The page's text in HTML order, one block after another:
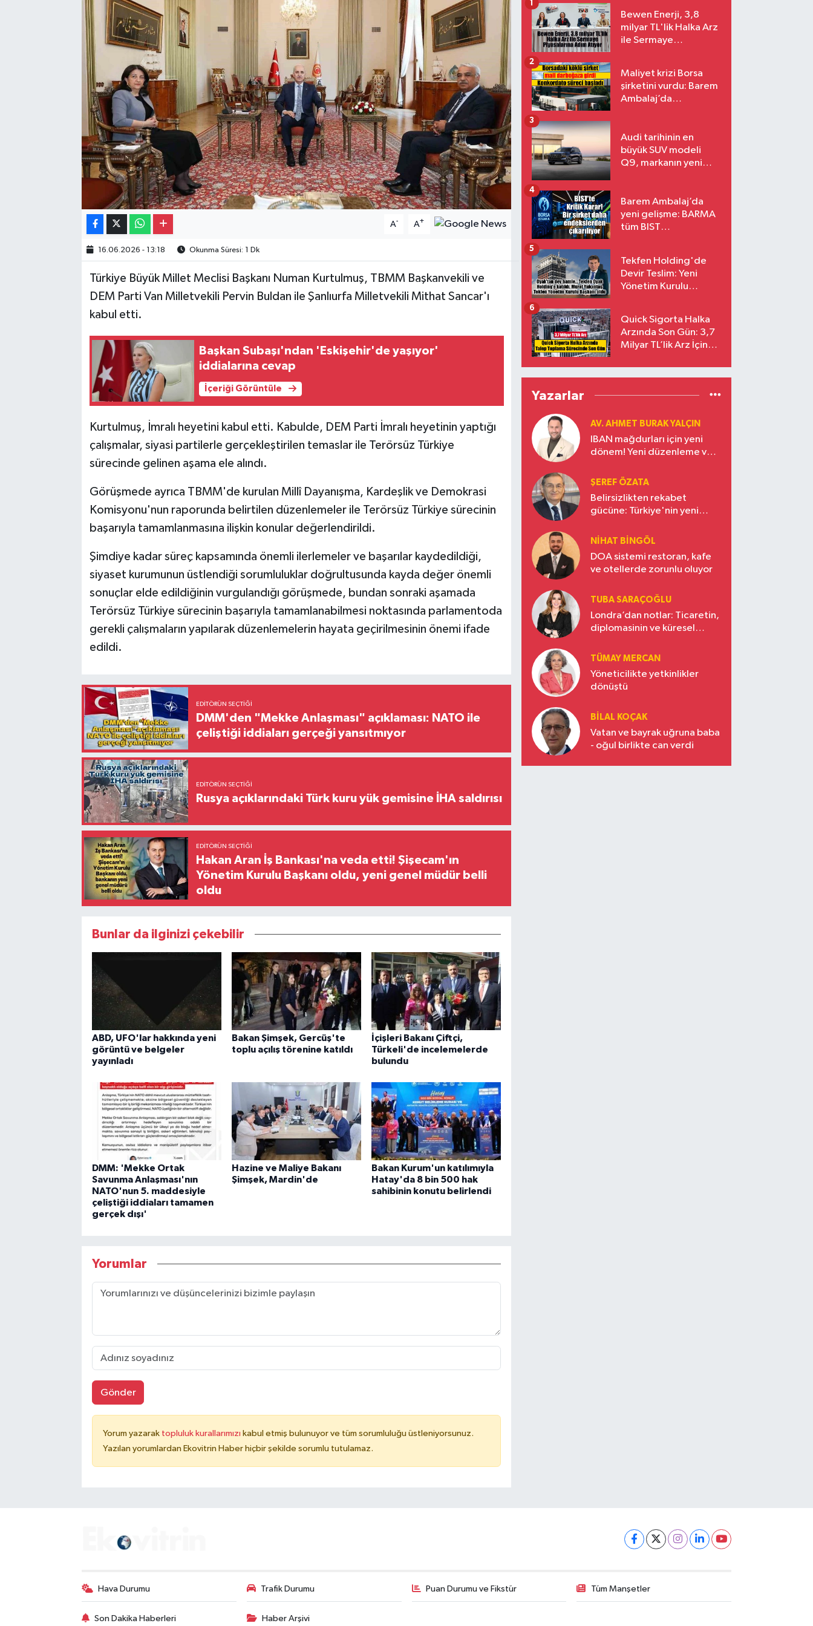
A- A+
16.06.2026 - 13:18 Okunma Süresi: 1 Dk
Türkiye Büyük Millet Meclisi Başkanı Numan Kurtulmuş, TBMM Başkanvekili ve
DEM Parti Van Milletvekili Pervin Buldan ile Şanlıurfa Milletvekili Mithat Sancar'ı
kabul etti.
Başkan Subaşı'ndan 'Eskişehir'de yaşıyor'
iddialarına cevap
İçeriği Görüntüle
Kurtulmuş, İmralı heyetini kabul etti. Kabulde, DEM Parti İmralı heyetinin yaptığı
çalışmalar, siyasi partilerle gerçekleştirilen temaslar ile Terörsüz Türkiye
sürecinde gelinen aşama ele alındı.
Görüşmede ayrıca TBMM'de kurulan Millî Dayanışma, Kardeşlik ve Demokrasi
Komisyonu'nun raporunda belirtilen düzenlemeler ile Terörsüz Türkiye sürecinin
başarıyla tamamlanmasına ilişkin konular değerlendirildi.
Şimdiye kadar süreç kapsamında önemli ilerlemeler ve başarılar kaydedildiği,
siyaset kurumunun üstlendiği sorumluluklar doğrultusunda kayda değer önemli
sonuçlar elde edildiğinin vurgulandığı görüşmede, bundan sonraki aşamada
Terörsüz Türkiye sürecinin başarıyla tamamlanabilmesi noktasında parlamentoda
gerekli çalışmaların yapılarak düzenlemelerin hayata geçirilmesinin önemi ifade
edildi.
EDITÖRÜN SEÇTIĞI
DMM'den "Mekke Anlaşması" açıklaması: NATO ile
çeliştiği iddiaları gerçeği yansıtmıyor
EDITÖRÜN SEÇTIĞI
Rusya açıklarındaki Türk kuru yük gemisine İHA saldırısı
EDITÖRÜN SEÇTIĞI
Hakan Aran İş Bankası'na veda etti! Şişecam'ın
Yönetim Kurulu Başkanı oldu, yeni genel müdür belli
oldu
Bunlar da ilginizi çekebilir
ABD, UFO'lar hakkında yeni
görüntü ve belgeler
yayınladı
Bakan Şimşek, Gercüş'te
toplu açılış törenine katıldı
İçişleri Bakanı Çiftçi,
Türkeli'de incelemelerde
bulundu
DMM: 'Mekke Ortak
Savunma Anlaşması'nın
NATO'nun 5. maddesiyle
çeliştiği iddiaları tamamen
gerçek dışı'
Hazine ve Maliye Bakanı
Şimşek, Mardin'de
Bakan Kurum'un katılımıyla
Hatay'da 8 bin 500 hak
sahibinin konutu belirlendi
Yorumlar
Gönder
Yorum yazarak topluluk kurallarımızı kabul etmiş bulunuyor ve tüm sorumluluğu üstleniyorsunuz.
Yazılan yorumlardan Ekovitrin Haber hiçbir şekilde sorumlu tutulamaz.
Bewen Enerji, 3,8
milyar TL'lik Halka Arz
ile Sermaye
1
Maliyet krizi Borsa
şirketini vurdu: Barem
Ambalaj’da
2
Audi tarihinin en
büyük SUV modeli
Q9, markanın yeni
3
Barem Ambalaj’da
yeni gelişme: BARMA
tüm BIST
4
Tekfen Holding'de
Devir Teslim: Yeni
Yönetim Kurulu
5
Quick Sigorta Halka
Arzında Son Gün: 3,7
Milyar TL’lik Arz İçin
Eriyor
6
Yazarlar
AV. AHMET BURAK YALÇIN
IBAN mağdurları için yeni
dönem! Yeni düzenleme ve
ŞEREF ÖZATA
Belirsizlikten rekabet
gücüne: Türkiye'nin yeni
NIHAT BINGÖL
DOA sistemi restoran, kafe
ve otellerde zorunlu oluyor
TUBA SARAÇOĞLU
Londra’dan notlar: Ticaretin,
diplomasinin ve küresel
Türkiye’nin yükselen gücü
TÜMAY MERCAN
Yöneticilikte yetkinlikler
dönüştü
BILAL KOÇAK
Vatan ve bayrak uğruna baba
- oğul birlikte can verdi
Hava Durumu Trafik Durumu Puan Durumu ve Fikstür Tüm Manşetler
Son Dakika Haberleri Haber Arşivi
Gayrimenkul